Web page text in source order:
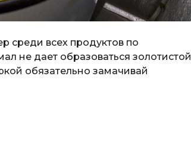
среди всех продуктов по
не дает образоваться золотистой
обязательно замачивай